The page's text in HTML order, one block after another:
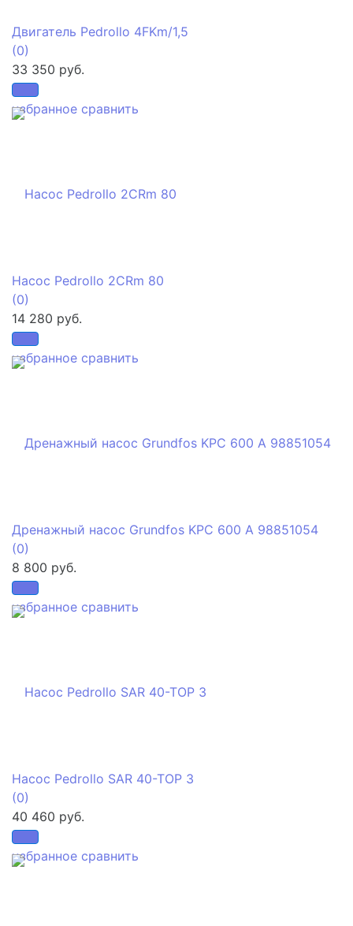
избранное сравнить
Двигатель Pedrollo 4FKm/1,5
(0)
33 350 руб.
избранное сравнить
Насос Pedrollo 2CRm 80
(0)
14 280 руб.
избранное сравнить
Дренажный насос Grundfos KPC 600 A 98851054
(0)
8 800 руб.
избранное сравнить
Насос Pedrollo SAR 40-TOP 3
(0)
40 460 руб.